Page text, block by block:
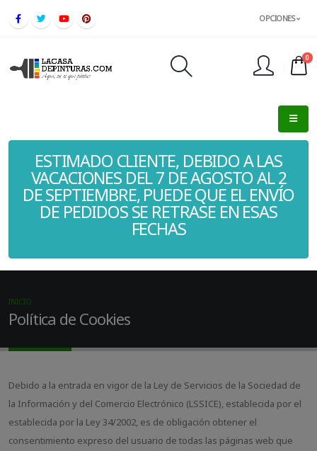
OPCIONES
0
ESTIMADO CLIENTE, DEBIDO A LAS
VACACIONES DEL 7 DE AGOSTO AL 2
DE SEPTIEMBRE, PUEDE QUE EL ENVÍO
DE PEDIDOS SE RETRASE EN ESAS
FECHAS
Política de Cookies
INICIO
Debido a la entrada en vigor de la Ley de Servicios de la Sociedad de
la Información y del Comercio Electrónico (LSSICE), establecida por el
establecida por la Ley 34/2002, es de obligación obtener el
consentimiento expreso del usuario de todas las páginas web que